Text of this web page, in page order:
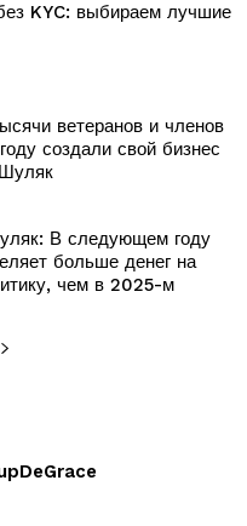
KYC: выбираем лучшие
ветеранов и членов
создали свой бизнес
В следующем году
больше денег на
чем в 2025-м